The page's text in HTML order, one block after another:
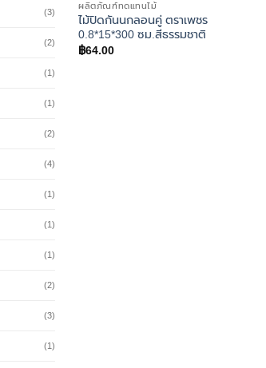
(3)
(2)
(1)
(1)
(2)
(4)
(1)
(1)
(1)
(2)
(3)
(1)
ผลิตภัณฑ์ทดแทนไม้
ไม้ปิดกันนกลอนคู่ ตราเพชร
0.8*15*300 ซม.สีธรรมชาติ
฿64.00